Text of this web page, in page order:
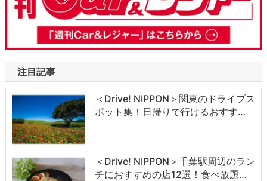
注目記事
＜Drive! NIPPON＞関東のドライブス
ポット集！日帰りで行けるおすす…
＜Drive! NIPPON＞千葉駅周辺のラン
チにおすすめの店12選！食べ放題…